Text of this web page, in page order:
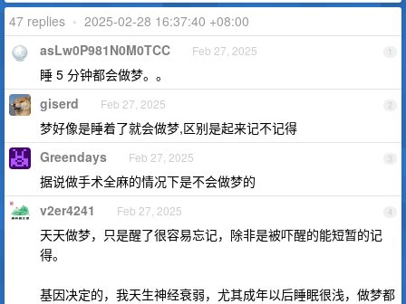
47 replies • 2025-02-28 16:37:40 +08:00
1
asLw0P981N0M0TCC Feb 27, 2025
睡 5 分钟都会做梦。。
2
giserd Feb 27, 2025
梦好像是睡着了就会做梦,区别是起来记不记得
3
Greendays Feb 27, 2025
据说做手术全麻的情况下是不会做梦的
4
v2er4241 Feb 27, 2025
天天做梦，只是醒了很容易忘记，除非是被吓醒的能短暂的记
得。
基因决定的，我天生神经衰弱，尤其成年以后睡眠很浅，做梦都